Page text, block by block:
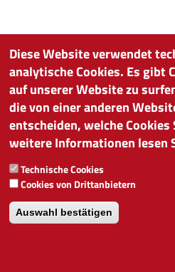
Diese Website verwendet
analytische Cookies. Es gibt
auf unserer Website zu
die von einer anderen
entscheiden, welche
weitere Informationen lesen
Technische Cookies
Cookies von Drittanbietern
Auswahl bestätigen